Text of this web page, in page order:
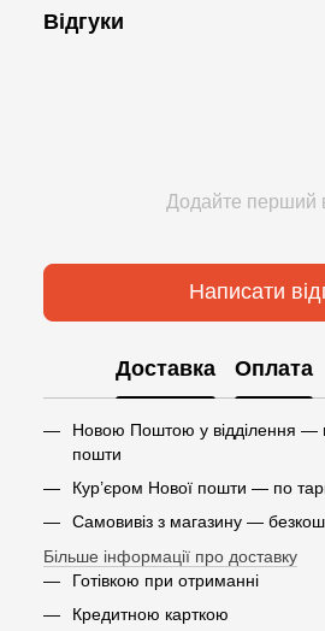
Відгуки
Додайте перший
Написати
Доставка Оплата
Новою Поштою у відділення —
пошти
Кур’єром Нової пошти — по
Самовивіз з магазину —
Більше інформації про доставку
Готівкою при отриманні
Кредитною карткою